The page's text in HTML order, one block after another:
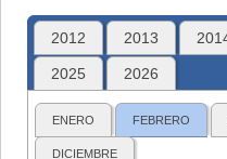
2012 2013
2025 2026
ENERO FEBRERO
DICIEMBRE